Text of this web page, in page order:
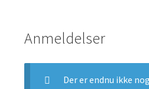
Anmeldelser
Der er endnu ikke